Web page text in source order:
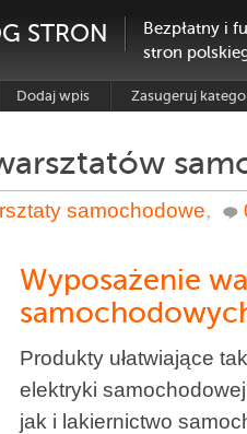
STRON
Bezpłatny i
stron
Dodaj wpis Zasugeruj
samochodowe,
Wyposażenie
Produkty ułatwiające
elektryki
jak i lakiernictwo